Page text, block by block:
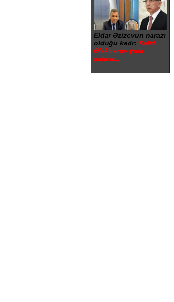
Eldar Əzizovun narazı
olduğu kadr: Xalid
Ələkbərov yola
salınır...